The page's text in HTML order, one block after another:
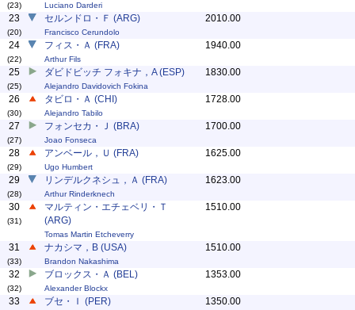
(23) Luciano Darderi
23
(20)
セルンドロ・Ｆ (ARG)
Francisco Cerundolo
2010.00
24
(22)
フィス・Ａ (FRA)
Arthur Fils
1940.00
25
(25)
ダビドビッチ フォキナ，A (ESP)
Alejandro Davidovich Fokina
1830.00
26
(30)
タビロ・Ａ (CHI)
Alejandro Tabilo
1728.00
27
(27)
フォンセカ・Ｊ (BRA)
Joao Fonseca
1700.00
28
(29)
アンベール，Ｕ (FRA)
Ugo Humbert
1625.00
29
(28)
リンデルクネシュ，Ａ (FRA)
Arthur Rinderknech
1623.00
30
(31)
マルティン・エチェベリ・Ｔ
(ARG)
Tomas Martin Etcheverry
1510.00
31
(33)
ナカシマ，B (USA)
Brandon Nakashima
1510.00
32
(32)
ブロックス・Ａ (BEL)
Alexander Blockx
1353.00
33 ブセ・Ｉ (PER) 1350.00